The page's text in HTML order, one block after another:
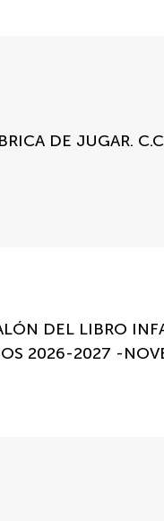
DE JUGAR.
DEL LIBRO
2026-2027 -